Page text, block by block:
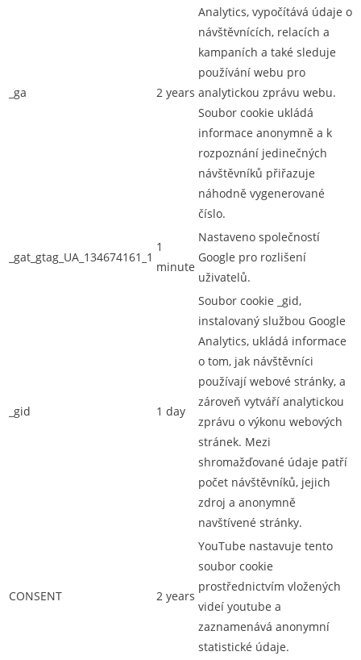
_ga 2 years
Analytics, vypočítává údaje o
návštěvnících, relacích a
kampaních a také sleduje
používání webu pro
analytickou zprávu webu.
Soubor cookie ukládá
informace anonymně a k
rozpoznání jedinečných
návštěvníků přiřazuje
náhodně vygenerované
číslo.
_gat_gtag_UA_134674161_1
1
minute
Nastaveno společností
Google pro rozlišení
uživatelů.
_gid 1 day
Soubor cookie _gid,
instalovaný službou Google
Analytics, ukládá informace
o tom, jak návštěvníci
používají webové stránky, a
zároveň vytváří analytickou
zprávu o výkonu webových
stránek. Mezi
shromažďované údaje patří
počet návštěvníků, jejich
zdroj a anonymně
navštívené stránky.
CONSENT 2 years
YouTube nastavuje tento
soubor cookie
prostřednictvím vložených
videí youtube a
zaznamenává anonymní
statistické údaje.